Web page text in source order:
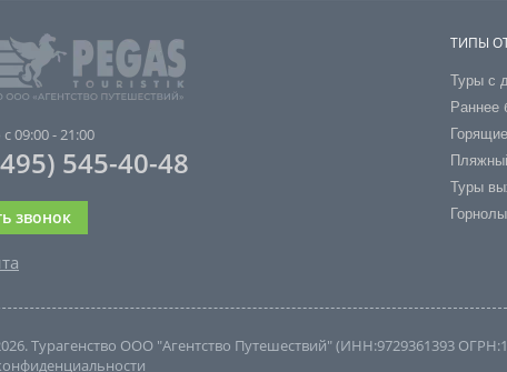
09:00 - 21:00
545-40-48
звонок
ТИПЫ
Туры с
Раннее
Туры
Турагенство ООО "Агентство Путешествий" (ИНН:9729361393